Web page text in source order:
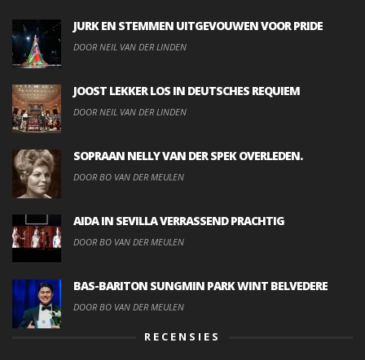
JURK EN STEMMEN UITGEVOUWEN VOOR PRIDE
DOOR NEIL VAN DER LINDEN
JOOST LEKKER LOS IN DEUTSCHES REQUIEM
DOOR NEIL VAN DER LINDEN
SOPRAAN NELLY VAN DER SPEK OVERLEDEN.
DOOR BO VAN DER MEULEN
AIDA IN SEVILLA VERRASSEND PRACHTIG
DOOR BO VAN DER MEULEN
BAS-BARITON SUNGMIN PARK WINT BELVEDERE
DOOR BO VAN DER MEULEN
RECENSIES